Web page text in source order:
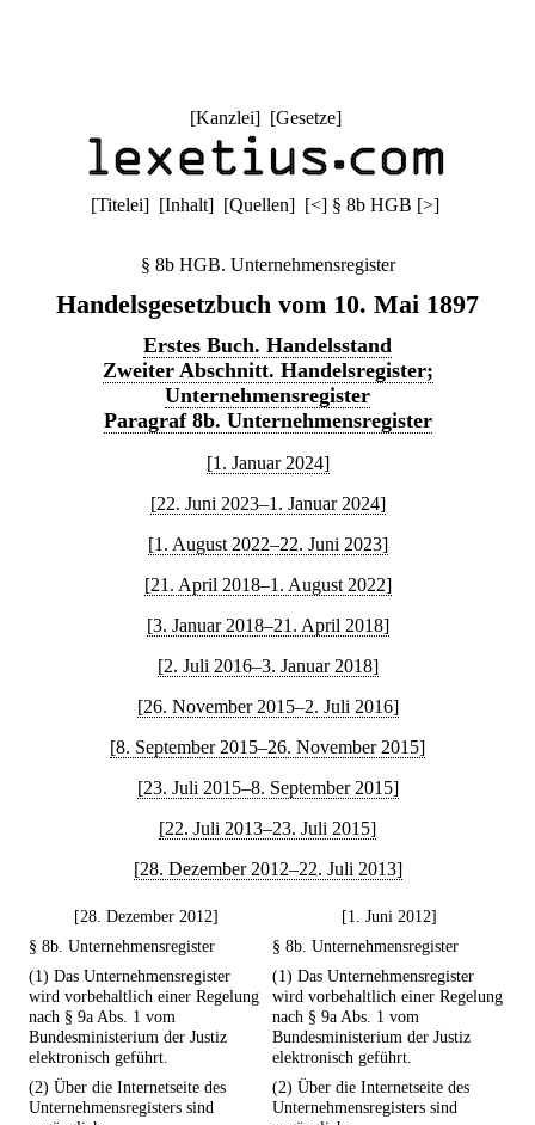
[Kanzlei] [Gesetze]
[Titelei] [Inhalt] [Quellen] [<] § 8b HGB [>]
§ 8b HGB. Unternehmensregister
Handelsgesetzbuch vom 10. Mai 1897
Erstes Buch. Handelsstand
Zweiter Abschnitt. Handelsregister;
Unternehmensregister
Paragraf 8b. Unternehmensregister
[1. Januar 2024]
[22. Juni 2023–1. Januar 2024]
[1. August 2022–22. Juni 2023]
[21. April 2018–1. August 2022]
[3. Januar 2018–21. April 2018]
[2. Juli 2016–3. Januar 2018]
[26. November 2015–2. Juli 2016]
[8. September 2015–26. November 2015]
[23. Juli 2015–8. September 2015]
[22. Juli 2013–23. Juli 2015]
[28. Dezember 2012–22. Juli 2013]
[28. Dezember 2012]
[1. Juni 2012]
§ 8b. Unternehmensregister
§ 8b. Unternehmensregister
(1) Das Unternehmensregister
wird vorbehaltlich einer Regelung
nach § 9a Abs. 1 vom
Bundesministerium der Justiz
elektronisch geführt.
(1) Das Unternehmensregister
wird vorbehaltlich einer Regelung
nach § 9a Abs. 1 vom
Bundesministerium der Justiz
elektronisch geführt.
(2) Über die Internetseite des
Unternehmensregisters sind
(2) Über die Internetseite des
Unternehmensregisters sind